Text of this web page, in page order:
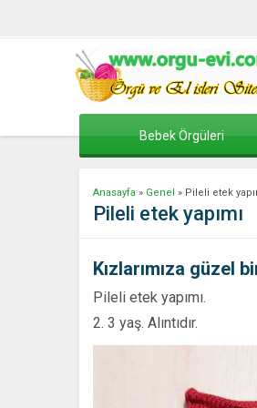
Bebek Örgüleri
Anasayfa » Genel » Pileli etek
Pileli etek yapımı
Kızlarımıza güzel
Pileli etek yapımı.
2. 3 yaş. Alıntıdır.